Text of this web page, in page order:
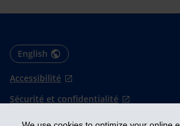
Conditions d'utilisation
Sécurité et confidentialité
Accessibilité
English